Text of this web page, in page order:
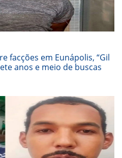
facções em Eunápolis, “Gil
anos e meio de buscas